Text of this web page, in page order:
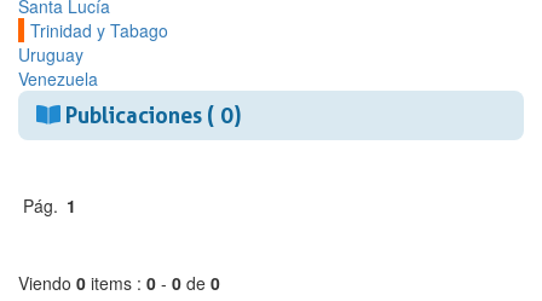
Santa Lucía
Trinidad y Tabago
Uruguay
Venezuela
Publicaciones ( 0)
Pág. 1
Viendo 0 items : 0 - 0 de 0